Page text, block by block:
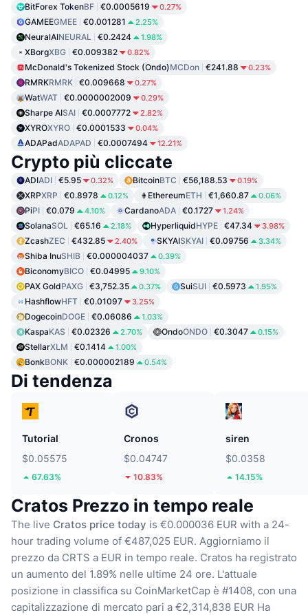
BitForex TokenBF €0.0005619 0.27%
GAMEEGMEE €0.001281 2.25%
NeuralAINEURAL €0.2424 1.98%
XBorgXBG €0.009382 0.82%
McDonald's Tokenized Stock (Ondo)MCDon €241.88 0.23%
RMRKRMRK €0.009668 0.27%
WatWAT €0.0000002009 0.29%
Sharpe AISAI €0.0007772 2.82%
XYROXYRO €0.0001533 0.04%
ADAPadADAPAD €0.0007494 12.21%
Crypto più cliccate
ADIADI €5.95 0.32% BitcoinBTC €56,188.53 0.19%
XRPXRP €0.8978 0.12% EthereumETH €1,660.87 0.06%
PiPI €0.079 4.10% CardanoADA €0.1727 1.24%
SolanaSOL €65.16 2.18% HyperliquidHYPE €47.34 3.98%
ZcashZEC €432.85 2.40% SKYAISKYAI €0.09756 3.34%
Shiba InuSHIB €0.000004037 0.39%
BiconomyBICO €0.04995 9.10%
PAX GoldPAXG €3,752.35 0.37% SuiSUI €0.5973 1.95%
HashflowHFT €0.01097 3.25%
DogecoinDOGE €0.06086 1.03%
KaspaKAS €0.02326 2.70% OndoONDO €0.3047 0.15%
StellarXLM €0.1414 1.00%
BonkBONK €0.000002189 0.54%
Di tendenza
Tutorial
$0.05575
67.63%
Cronos
$0.04747
10.83%
siren
$0.0358
14.15%
Cratos Prezzo in tempo reale
The live Cratos price today is €0.000036 EUR with a 24-
hour trading volume of €487,025 EUR. Aggiorniamo il
prezzo da CRTS a EUR in tempo reale. Cratos ha registrato
un aumento del 1.89% nelle ultime 24 ore. L'attuale
posizione in classifica su CoinMarketCap è #1408, con una
capitalizzazione di mercato pari a €2,314,838 EUR Ha